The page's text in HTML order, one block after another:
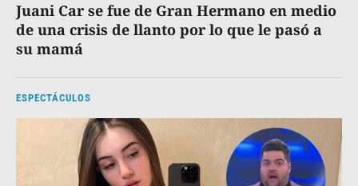
Juani Car se fue de Gran Hermano en medio
de una crisis de llanto por lo que le pasó a
su mamá
ESPECTÁCULOS